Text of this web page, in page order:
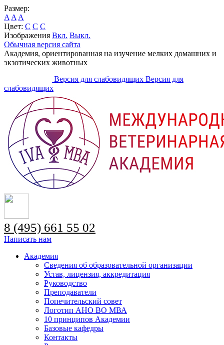
Размер:
A A A
Цвет: C C C
Изображения Вкл. Выкл.
Обычная версия сайта
Академия, ориентированная на изучение мелких домашних и
экзотических животных
Версия для слабовидящих Версия для
слабовидящих
8 (495) 661 55 02
Написать нам
Академия
Сведения об образовательной организации
Устав, лицензия, аккредитация
Руководство
Преподаватели
Попечительский совет
Логотип АНО ВО МВА
10 принципов Академии
Базовые кафедры
Контакты